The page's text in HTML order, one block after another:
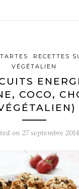
RECETTES
VÉGÉTALIEN
COCO,
on 27 septembre 2014